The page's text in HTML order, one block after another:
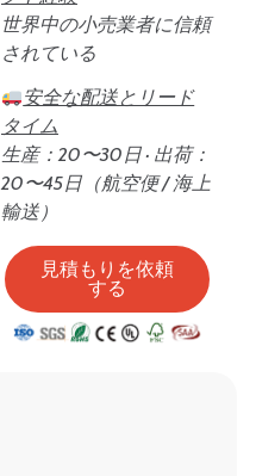
世界中の小売業者に信頼
されている
安全な配送とリード
タイム
生産：20〜30日 · 出荷：
20〜45日（航空便 / 海上
輸送）
見積もりを依頼
する